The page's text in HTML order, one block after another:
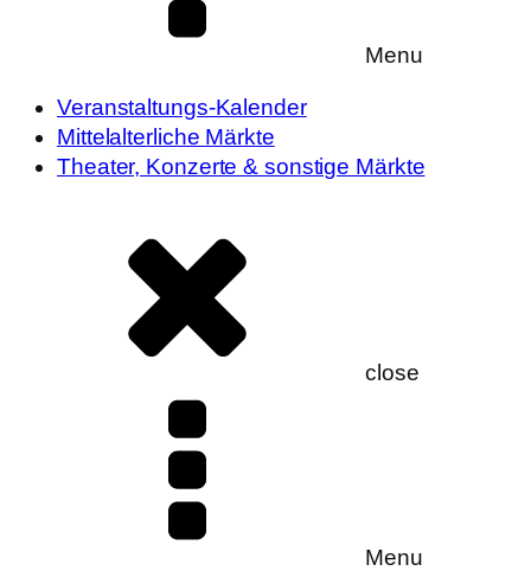
Menu
Veranstaltungs-Kalender
Mittelalterliche Märkte
Theater, Konzerte & sonstige Märkte
close
Menu